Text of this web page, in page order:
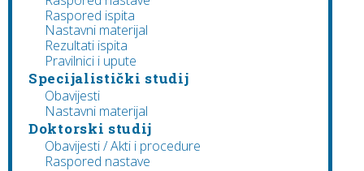
Raspored ispita
Nastavni materijal
Rezultati ispita
Pravilnici i upute
Specijalistički studij
Obavijesti
Nastavni materijal
Doktorski studij
Obavijesti / Akti i procedure
Raspored nastave